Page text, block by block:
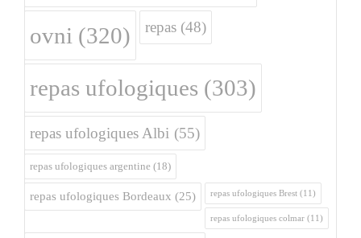
ovni (320) repas (48)
repas ufologiques (303)
repas ufologiques Albi (55)
repas ufologiques argentine (18)
repas ufologiques Bordeaux (25) repas ufologiques Brest (11)
repas ufologiques colmar (11)